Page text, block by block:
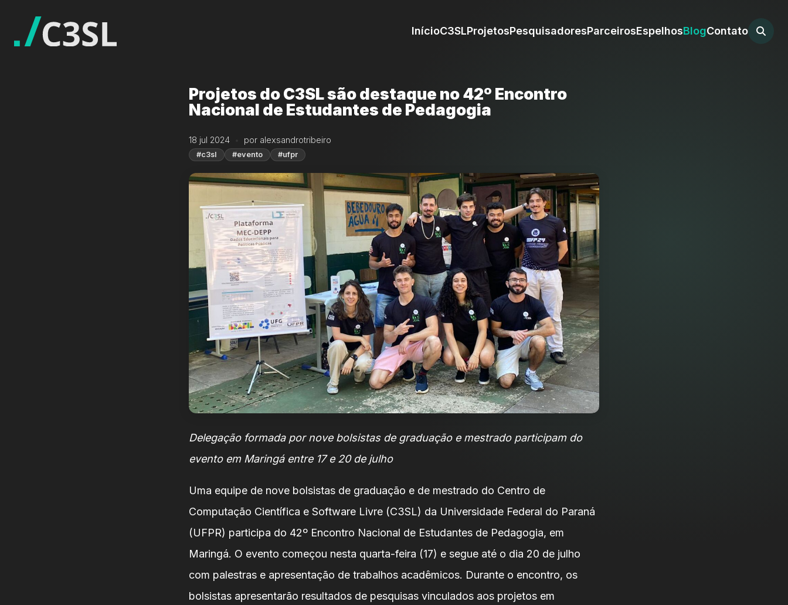
InícioC3SLProjetosPesquisadoresParceirosEspelhosBlogContato
Projetos do C3SL são destaque no 42º Encontro
Nacional de Estudantes de Pedagogia
18 jul 2024 por alexsandrotribeiro
#c3sl #evento #ufpr
Delegação formada por nove bolsistas de graduação e mestrado participam do
evento em Maringá entre 17 e 20 de julho
Uma equipe de nove bolsistas de graduação e de mestrado do Centro de
Computação Científica e Software Livre (C3SL) da Universidade Federal do Paraná
(UFPR) participa do 42º Encontro Nacional de Estudantes de Pedagogia, em
Maringá. O evento começou nesta quarta-feira (17) e segue até o dia 20 de julho
com palestras e apresentação de trabalhos acadêmicos. Durante o encontro, os
bolsistas apresentarão resultados de pesquisas vinculados aos projetos em